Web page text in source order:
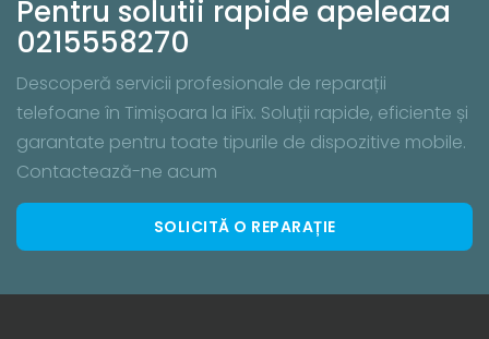
Pentru solutii rapide apeleaza
0215558270
Descoperă servicii profesionale de reparații
telefoane în Timișoara la iFix. Soluții rapide, eficiente și
garantate pentru toate tipurile de dispozitive mobile.
Contactează-ne acum
SOLICITĂ O REPARAȚIE